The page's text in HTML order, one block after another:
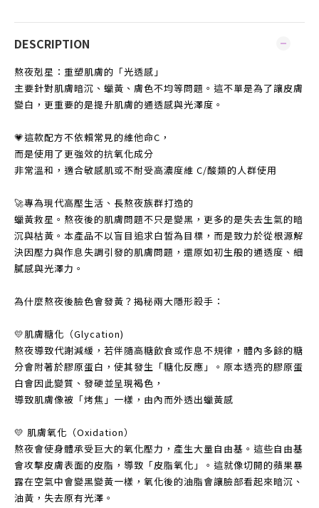
DESCRIPTION
熬夜剋星：重塑肌膚的「光透感」
主要針對肌膚暗沉、蠟黃、膚色不均等問題。這不單是為了讓皮膚
變白，更重要的是提升肌膚的通透感與光澤度。
💗這款配方不依賴常見的維他命C，
而是使用了更強效的抗氧化成分
非常溫和，適合敏感肌或不耐受高濃度維 C/酸類的人群使用
🚀專為現代高壓生活、長熬夜族群打造的
蠟黃救星。熬夜後的肌膚問題不只是變黑，更多的是失去生氣的暗
沉與枯黃。本產品不以盲目追求白皙為目標，而是致力於從根源解
決因壓力與作息失調引發的肌膚問題，還原如初生般的通透度、細
膩感與光澤力。
為什麼熬夜後臉色會發黃？揭秘兩大隱形殺手：
💛肌膚糖化（Glycation)
熬夜導致代謝減緩，若伴隨高糖飲食或作息不規律，體內多餘的糖
分會附著於膠原蛋白，使其發生「糖化反應」。原本透亮的膠原蛋
白會因此變質、發硬並呈現褐色，
導致肌膚像被「烤焦」一樣，由內而外透出蠟黃感
💛 肌膚氧化（Oxidation）
熬夜會使身體承受巨大的氧化壓力，產生大量自由基。這些自由基
會攻擊皮膚表面的皮脂，導致「皮脂氧化」。這就像切開的蘋果暴
露在空氣中會變黑變黃一樣，氧化後的油脂會讓臉部看起來暗沉、
油黃，失去原有光澤。